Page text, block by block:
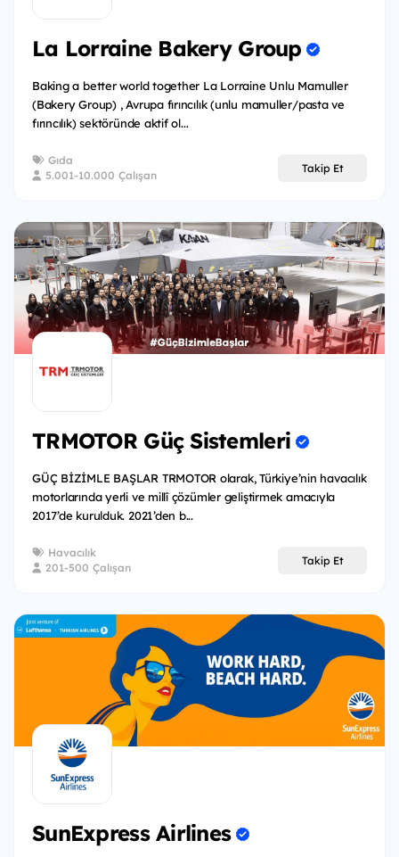
La Lorraine Bakery Group
Baking a better world together La Lorraine Unlu Mamuller
(Bakery Group) , Avrupa fırıncılık (unlu mamuller/pasta ve
fırıncılık) sektöründe aktif ol...
Gıda
5.001-10.000 Çalışan
Takip Et
TRMOTOR Güç Sistemleri
GÜÇ BİZİMLE BAŞLAR TRMOTOR olarak, Türkiye’nin havacılık
motorlarında yerli ve millî çözümler geliştirmek amacıyla
2017’de kurulduk. 2021’den b...
Havacılık
201-500 Çalışan
Takip Et
SunExpress Airlines